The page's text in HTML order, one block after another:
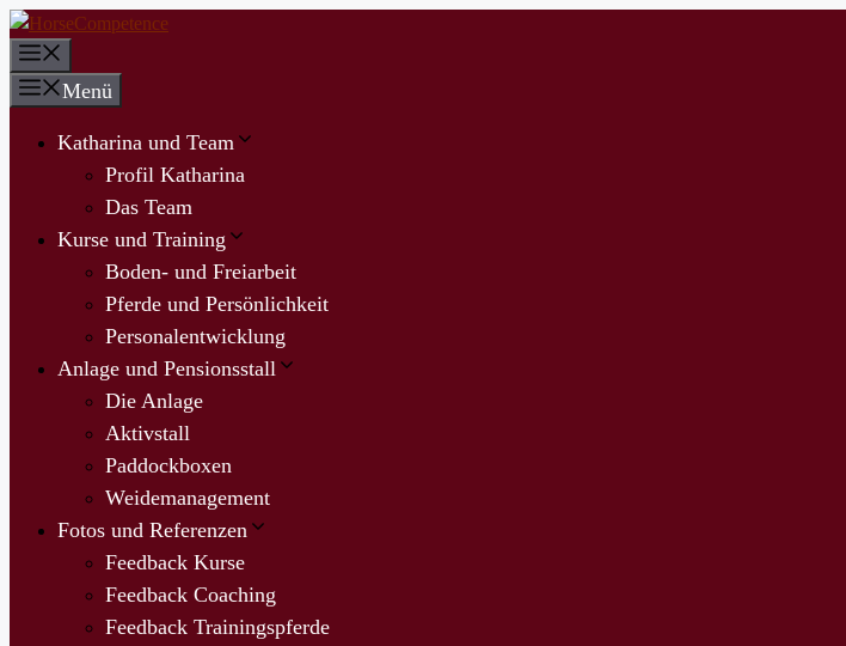
Zum
Inhalt
springenMenü
Katharina und Team
Profil Katharina
Das Team
Kurse und Training
Boden- und Freiarbeit
Pferde und Persönlichkeit
Personalentwicklung
Anlage und Pensionsstall
Die Anlage
Aktivstall
Paddockboxen
Weidemanagement
Fotos und Referenzen
Feedback Kurse
Feedback Coaching
Feedback Trainingspferde